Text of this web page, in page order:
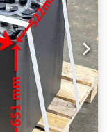
Technische
40 (111)
Type:
m³/u (60 Hz)
Dkedpfx
Hz) / 1,8 kW (60
(60 Hz) Voeding:
Serienummer:
foto's.